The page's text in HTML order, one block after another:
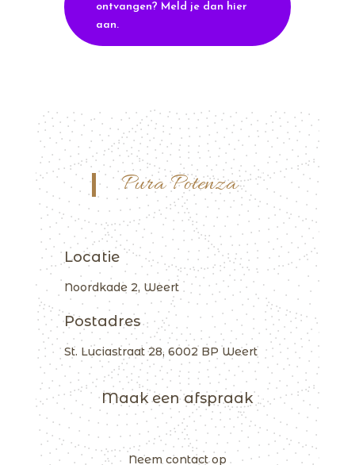
ontvangen? Meld je dan hier
aan.
Pura Potenza
Locatie
Noordkade 2, Weert
Postadres
St. Luciastraat 28, 6002 BP Weert
Maak een afspraak
Neem contact op